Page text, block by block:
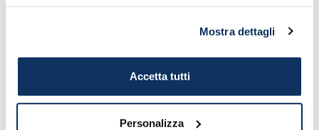
Mostra dettagli
Accetta tutti
Personalizza
Signora dei Mari
SVAGO E TEMPO LIBERO
Festa di Santa Fermina 2017:
ecco il programma degli